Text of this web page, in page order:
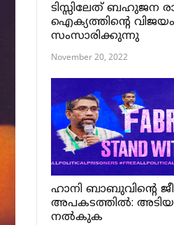
ടിസ്സിലേത് ബഹുജന
ഐക്യത്തിന്റെ
സംസാരിക്കുന്നു
November 20, 2022
ഹാനി ബാബുവിന്റെ
അപകടത്തിൽ:
നൽകുക